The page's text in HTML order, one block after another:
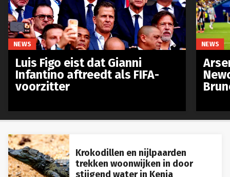
Krokodillen en nijlpaarden
trekken woonwijken in door
stijgend water in Kenia
NEWS
Luis Figo eist dat Gianni
Infantino aftreedt als FIFA-
voorzitter
NEWS